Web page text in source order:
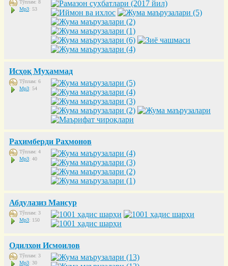
Тўплам: 8
Mp3: 53
Исҳоқ Муҳаммад
Тўплам: 6
Mp3: 54
Раҳимберди Раҳмонов
Тўплам: 4
Mp3: 40
Абдулазиз Мансур
Тўплам: 3
Mp3: 150
Одилхон Исмоилов
Тўплам: 3
Mp3: 30